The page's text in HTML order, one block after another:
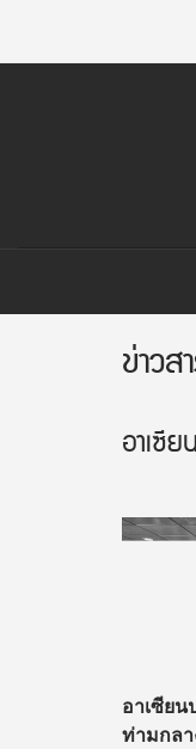
ข่าวส
อาเซียน
อาเซียน
ท่ามกล